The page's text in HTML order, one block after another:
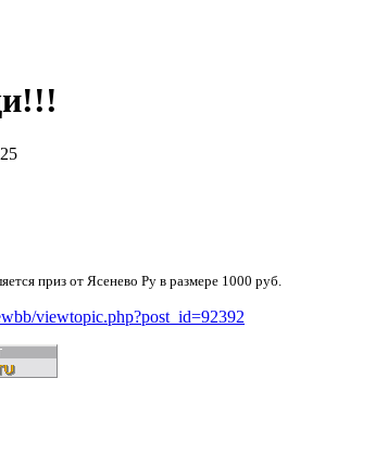
приз от Ясенево Ру в размере 1000 руб.
viewtopic.php?post_id=92392